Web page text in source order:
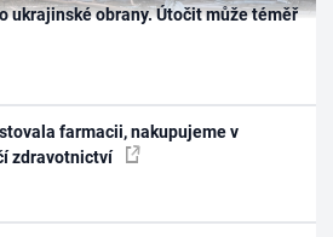
ukrajinské obrany. Útočit může téměř
farmacii, nakupujeme v
zdravotnictví